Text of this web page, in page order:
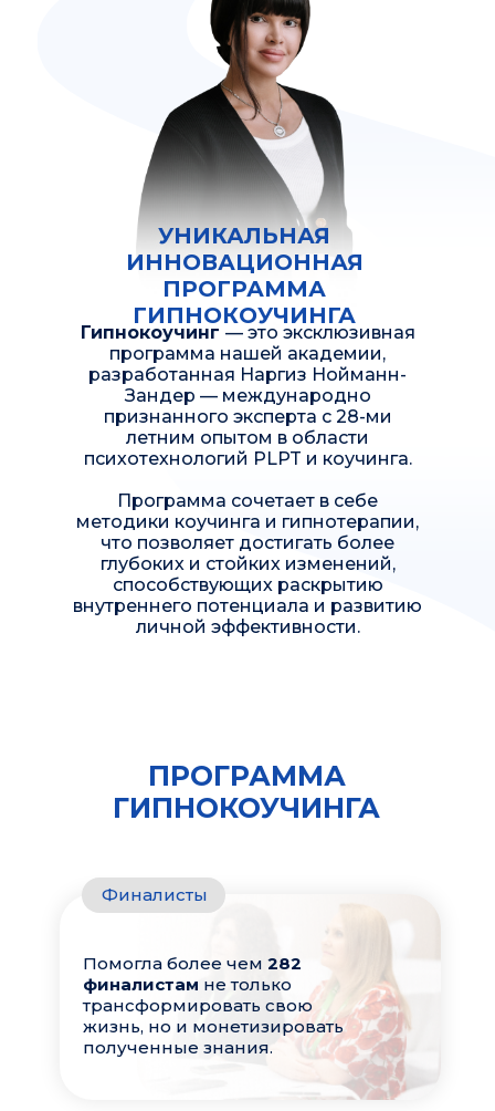
УНИКАЛЬНАЯ
ИННОВАЦИОННАЯ
ПРОГРАММА
ГИПНОКОУЧИНГА
Гипнокоучинг — это эксклюзивная
программа нашей академии,
разработанная Наргиз Нойманн-
Зандер — международно
признанного эксперта с 28-ми
летним опытом в области
психотехнологий PLPT и коучинга.
Программа сочетает в себе
методики коучинга и гипнотерапии,
что позволяет достигать более
глубоких и стойких изменений,
способствующих раскрытию
внутреннего потенциала и развитию
личной эффективности.
Психотехнология PLPT предлагает
которыми Вы сталкиваетесь в жизни.
PLPT – это точная технология,
которую Вы можете использовать
для решения проблем и улучшения
как своей жизни, так и жизни
окружающих Вас людей
Наша миссия
Повышать уровень компетентности
экспертов во всех сферах жизни
ПРОГРАММА
ГИПНОКОУЧИНГА
Помогла более чем 282
финалистам не только
трансформировать свою
жизнь, но и монетизировать
полученные знания.
Финалисты